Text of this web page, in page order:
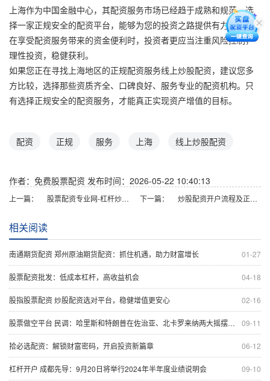
上海作为中国金融中心，其配资服务市场已经趋于成熟和规范。选
择一家正规安全的配资平台，能够为您的投资之路提供有力支持。
在享受配资服务带来的资金便利时，投资者更应当注重风险控制，
理性投资，稳健获利。
如果您正在寻找上海地区的正规配资服务线上炒股配资，建议您多
方比较，选择那些资质齐全、口碑良好、服务专业的配资机构。只
有选择正规安全的配资服务，才能真正实现资产增值的目标。
配资 正规 服务 上海 线上炒股配资
作者：免费股票配资 发布时间：2026-05-22 10:40:13
上一篇： 股票配资专业网-杠杆炒股首选平台 下一篇： 炒股配资开户流程及正规平台指南
相关阅读
01-27
南通期货配资 郑州原油期货配资：抓住机遇，助力财富增长
04-18
股票配资批发：低成本杠杆，高收益机会
02-16
股指股票配资 炒股配资选对平台，稳健增值更安心
09-11
股票做空平台 民调：哈里斯和特朗普在佐治亚、北卡罗来纳两大摇摆州胜负难分
06-12
拾必选配资：解锁财富密码，开启投资新篇章
09-10
杠杆开户 成都先导：9月20日将举行2024年半年度业绩说明会